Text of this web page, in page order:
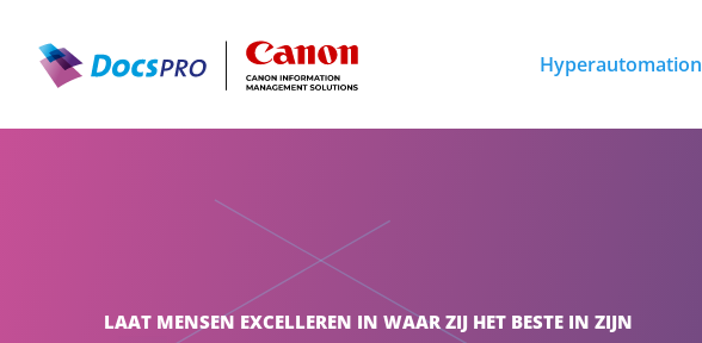
Hyperautomation
LAAT MENSEN EXCELLEREN IN WAAR ZIJ HET BESTE IN ZIJN